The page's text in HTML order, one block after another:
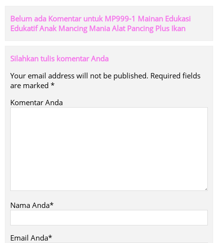
Belum ada Komentar untuk MP999-1 Mainan Edukasi
Edukatif Anak Mancing Mania Alat Pancing Plus Ikan
Silahkan tulis komentar Anda
Your email address will not be published. Required fields
are marked *
Komentar Anda
Nama Anda*
Email Anda*